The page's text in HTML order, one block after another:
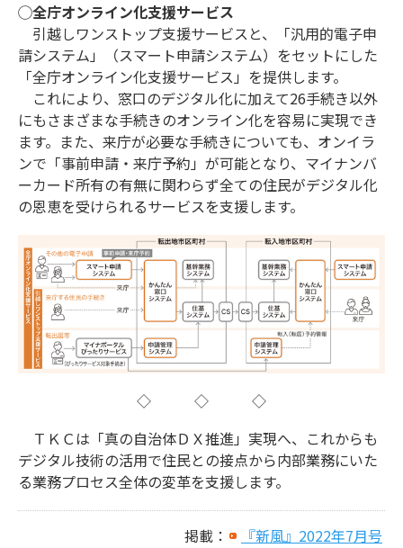
◯全庁オンライン化支援サービス
引越しワンストップ支援サービスと、「汎用的電子申
請システム」（スマート申請システム）をセットにした
「全庁オンライン化支援サービス」を提供します。
これにより、窓口のデジタル化に加えて26手続き以外
にもさまざまな手続きのオンライン化を容易に実現でき
ます。また、来庁が必要な手続きについても、オンイラ
ンで「事前申請・来庁予約」が可能となり、マイナンバ
ーカード所有の有無に関わらず全ての住民がデジタル化
の恩恵を受けられるサービスを支援します。
◇ ◇ ◇
ＴＫＣは「真の自治体ＤＸ推進」実現へ、これからも
デジタル技術の活用で住民との接点から内部業務にいた
る業務プロセス全体の変革を支援します。
掲載： 『新風』2022年7月号